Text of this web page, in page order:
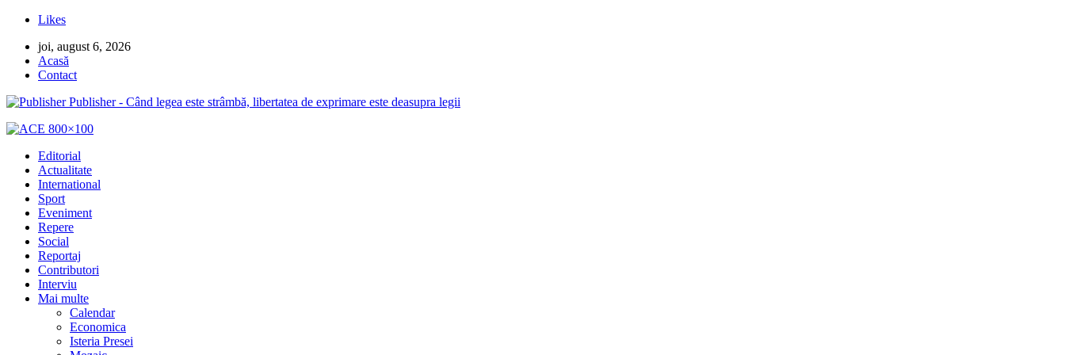
Likes
joi, august 6, 2026
Acasă
Contact
Publisher - Când legea este strâmbă, libertatea de exprimare este deasupra legii
Editorial
Actualitate
International
Sport
Eveniment
Repere
Social
Reportaj
Contributori
Interviu
Mai multe
Calendar
Economica
Isteria Presei